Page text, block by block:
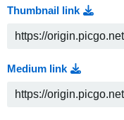
Thumbnail link
Medium link